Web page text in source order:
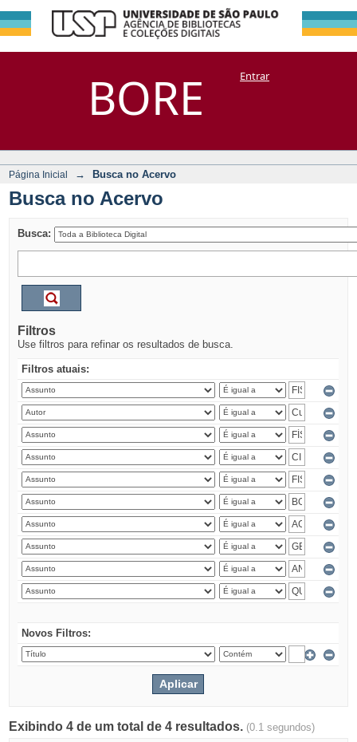
BORE
Busca no Acervo
DSpace/Manakin + CoriscoEntrar
Página Inicial → Busca no Acervo
Busca no Acervo
Busca:
Filtros
Use filtros para refinar os resultados de busca.
Filtros atuais:
Novos Filtros:
Exibindo 4 de um total de 4 resultados. (0.1 segundos)